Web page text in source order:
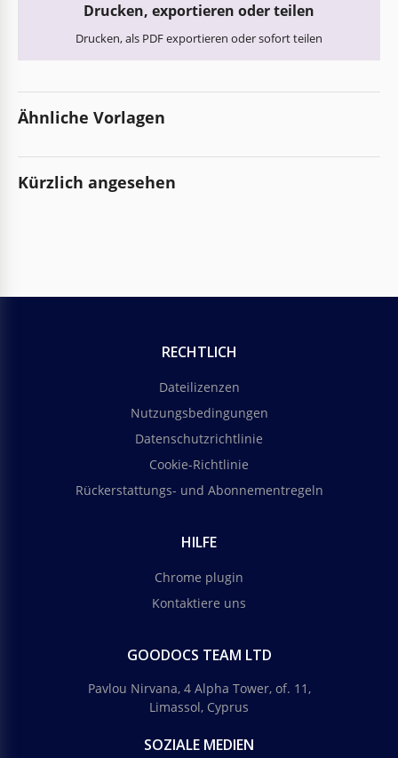
Drucken, exportieren oder teilen
Drucken, als PDF exportieren oder sofort teilen
Ähnliche Vorlagen
Kürzlich angesehen
RECHTLICH
Dateilizenzen
Nutzungsbedingungen
Datenschutzrichtlinie
Cookie-Richtlinie
Rückerstattungs- und Abonnementregeln
HILFE
Chrome plugin
Kontaktiere uns
GOODOCS TEAM LTD
Pavlou Nirvana, 4 Alpha Tower, of. 11,
Limassol, Cyprus
SOZIALE MEDIEN